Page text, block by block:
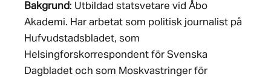
Bakgrund: Utbildad statsvetare vid Åbo
Akademi. Har arbetat som politisk journalist på
Hufvudstadsbladet, som
Helsingforskorrespondent för Svenska
Dagbladet och som Moskvastringer för